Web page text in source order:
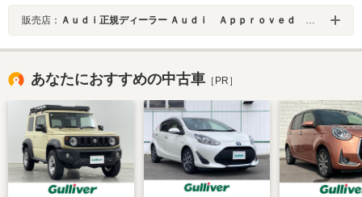
販売店： Ａｕｄｉ正規ディーラー Ａｕｄｉ Ａｐｐｒｏｖｅｄ Ａｕｔｏｍｏｂｉｌｅ練馬
あなたにおすすめの中古車 ［PR］